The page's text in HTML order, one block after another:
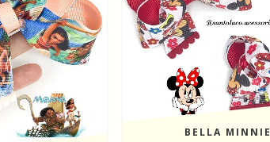
BELLA MINNIE